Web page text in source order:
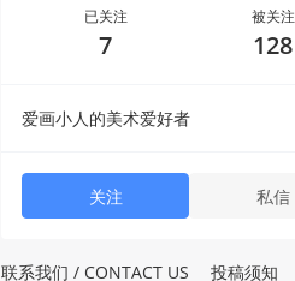
已关注
7
被关注
128
爱画小人的美术爱好者
关注 私信
联系我们 / CONTACT US
投稿须知